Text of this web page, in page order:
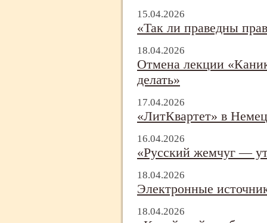
15.04.2026
«Так ли праведны
18.04.2026
Отмена лекции
делать»
17.04.2026
«ЛитКвартет» в
16.04.2026
«Русский жемчуг —
18.04.2026
Электронные
18.04.2026